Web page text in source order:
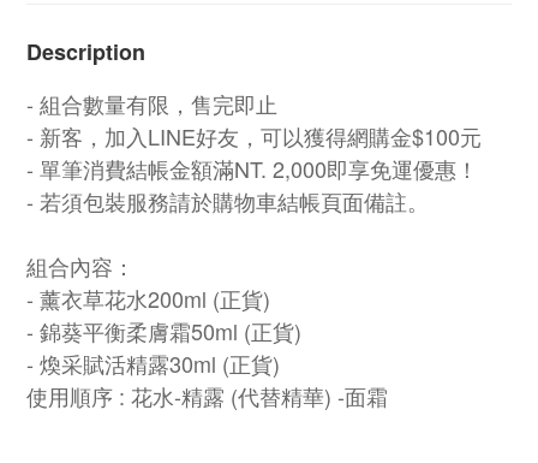
Description
- 組合數量有限，售完即止
- 新客，加入LINE好友，可以獲得網購金$100元
- 單筆消費結帳金額滿NT. 2,000即享免運優惠！
- 若須包裝服務請於購物車結帳頁面備註。
組合內容：
- 薰衣草花水200ml (正貨)
- 錦葵平衡柔膚霜50ml (正貨)
- 煥采賦活精露30ml (正貨)
使用順序 : 花水-精露 (代替精華) -面霜